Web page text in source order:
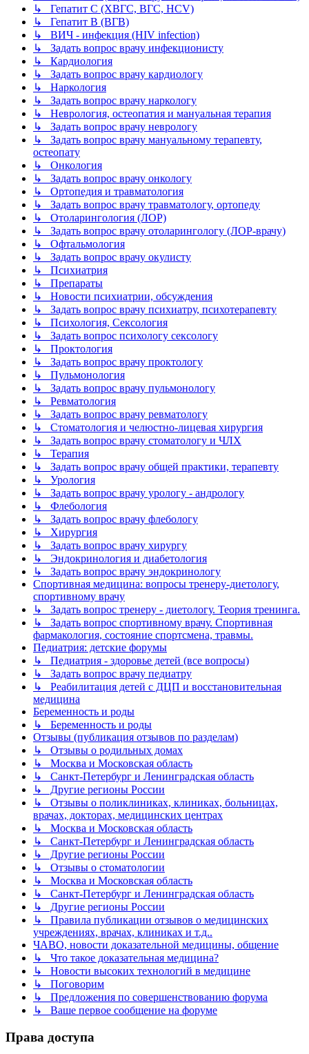
↳ Гепатит C (ХВГС, ВГС, HCV)
↳ Гепатит B (ВГВ)
↳ ВИЧ - инфекция (HIV infection)
↳ Задать вопрос врачу инфекционисту
↳ Кардиология
↳ Задать вопрос врачу кардиологу
↳ Наркология
↳ Задать вопрос врачу наркологу
↳ Неврология, остеопатия и мануальная терапия
↳ Задать вопрос врачу неврологу
↳ Задать вопрос врачу мануальному терапевту,
остеопату
↳ Онкология
↳ Задать вопрос врачу онкологу
↳ Ортопедия и травматология
↳ Задать вопрос врачу травматологу, ортопеду
↳ Отоларингология (ЛОР)
↳ Задать вопрос врачу отоларингологу (ЛОР-врачу)
↳ Офтальмология
↳ Задать вопрос врачу окулисту
↳ Психиатрия
↳ Препараты
↳ Новости психиатрии, обсуждения
↳ Задать вопрос врачу психиатру, психотерапевту
↳ Психология, Сексология
↳ Задать вопрос психологу сексологу
↳ Проктология
↳ Задать вопрос врачу проктологу
↳ Пульмонология
↳ Задать вопрос врачу пульмонологу
↳ Ревматология
↳ Задать вопрос врачу ревматологу
↳ Стоматология и челюстно-лицевая хирургия
↳ Задать вопрос врачу стоматологу и ЧЛХ
↳ Терапия
↳ Задать вопрос врачу общей практики, терапевту
↳ Урология
↳ Задать вопрос врачу урологу - андрологу
↳ Флебология
↳ Задать вопрос врачу флебологу
↳ Хирургия
↳ Задать вопрос врачу хирургу
↳ Эндокринология и диабетология
↳ Задать вопрос врачу эндокринологу
Спортивная медицина: вопросы тренеру-диетологу,
спортивному врачу
↳ Задать вопрос тренеру - диетологу. Теория тренинга.
↳ Задать вопрос спортивному врачу. Спортивная
фармакология, состояние спортсмена, травмы.
Педиатрия: детские форумы
↳ Педиатрия - здоровье детей (все вопросы)
↳ Задать вопрос врачу педиатру
↳ Реабилитация детей с ДЦП и восстановительная
медицина
Беременность и роды
↳ Беременность и роды
Отзывы (публикация отзывов по разделам)
↳ Отзывы о родильных домах
↳ Москва и Московская область
↳ Санкт-Петербург и Ленинградская область
↳ Другие регионы России
↳ Отзывы о поликлиниках, клиниках, больницах,
врачах, докторах, медицинских центрах
↳ Москва и Московская область
↳ Санкт-Петербург и Ленинградская область
↳ Другие регионы России
↳ Отзывы о стоматологии
↳ Москва и Московская область
↳ Санкт-Петербург и Ленинградская область
↳ Другие регионы России
↳ Правила публикации отзывов о медицинских
учреждениях, врачах, клиниках и т.д..
ЧАВО, новости доказательной медицины, общение
↳ Что такое доказательная медицина?
↳ Новости высоких технологий в медицине
↳ Поговорим
↳ Предложения по совершенствованию форума
↳ Ваше первое сообщение на форуме
Права доступа